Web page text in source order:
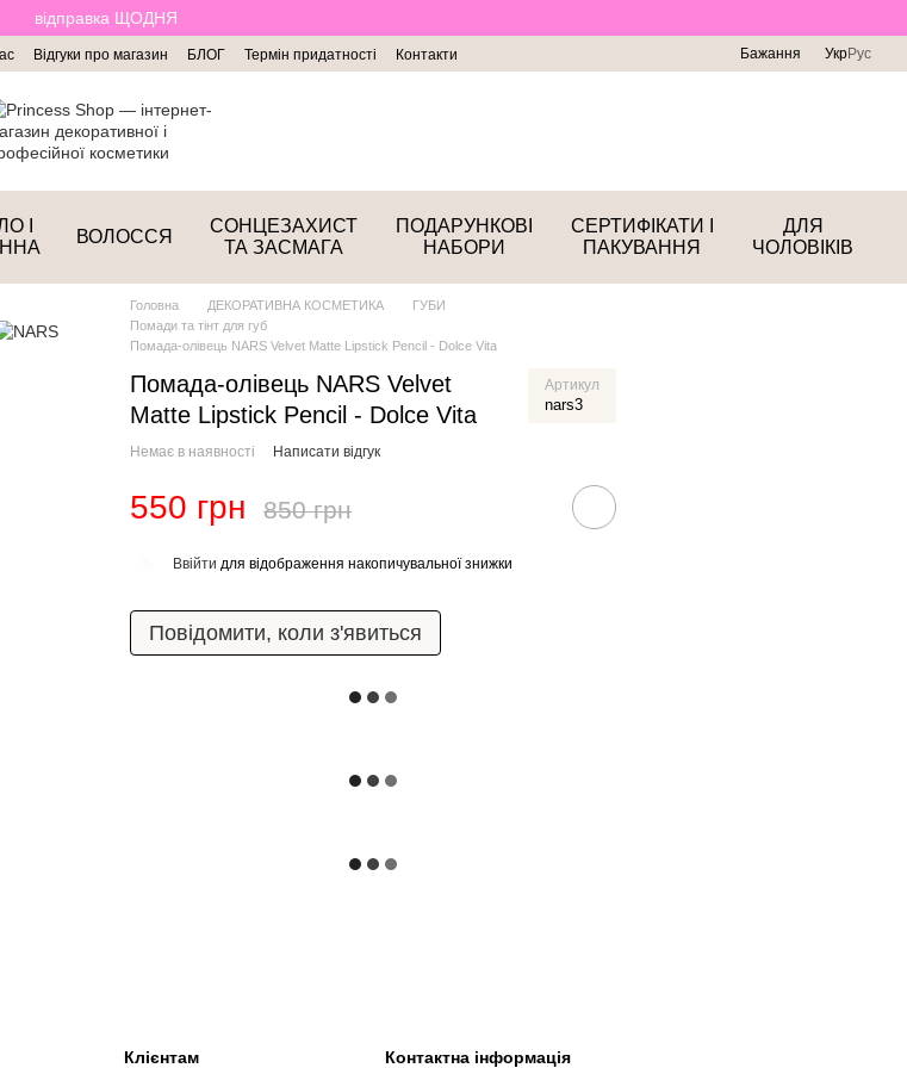
відправка ЩОДНЯ
Відгуки про магазин БЛОГ Термін придатності Контакти Бажання УкрРус
І
ВОЛОССЯ
СОНЦЕЗАХИСТ
ТА ЗАСМАГА
ПОДАРУНКОВІ
НАБОРИ
СЕРТИФІКАТИ І
ПАКУВАННЯ
ДЛЯ
ЧОЛОВІКІВ
Головна ДЕКОРАТИВНА КОСМЕТИКА
ГУБИ
Помади та тінт для губ
Помада-олівець NARS Velvet Matte Lipstick Pencil - Dolce Vita
Помада-олівець NARS Velvet
Matte Lipstick Pencil - Dolce Vita
Артикул
nars3
Немає в наявності Написати відгук
550 грн 850 грн
Ввійти для відображення накопичувальної знижки
Повідомити, коли з'явиться
Клієнтам Контактна інформація